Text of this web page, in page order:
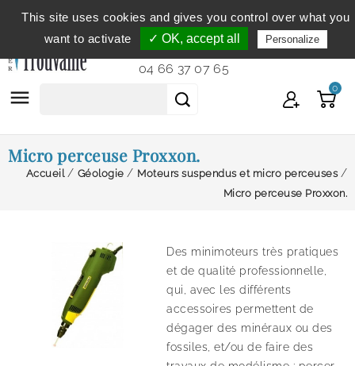
Service clientèle
du lundi au vendredi de 9h à 12h et
de 14h à 18h...
04 66 37 07 65
 0
Micro perceuse Proxxon.
Accueil Géologie
Moteurs suspendus et micro perceuses
Micro perceuse Proxxon.
Des minimoteurs très pratiques
et de qualité professionnelle,
qui, avec les différents
accessoires permettent de
dégager des minéraux ou des
fossiles, et/ou de faire des
This site uses cookies and gives you control over what you
want to activate
✓ OK, accept all Personalize